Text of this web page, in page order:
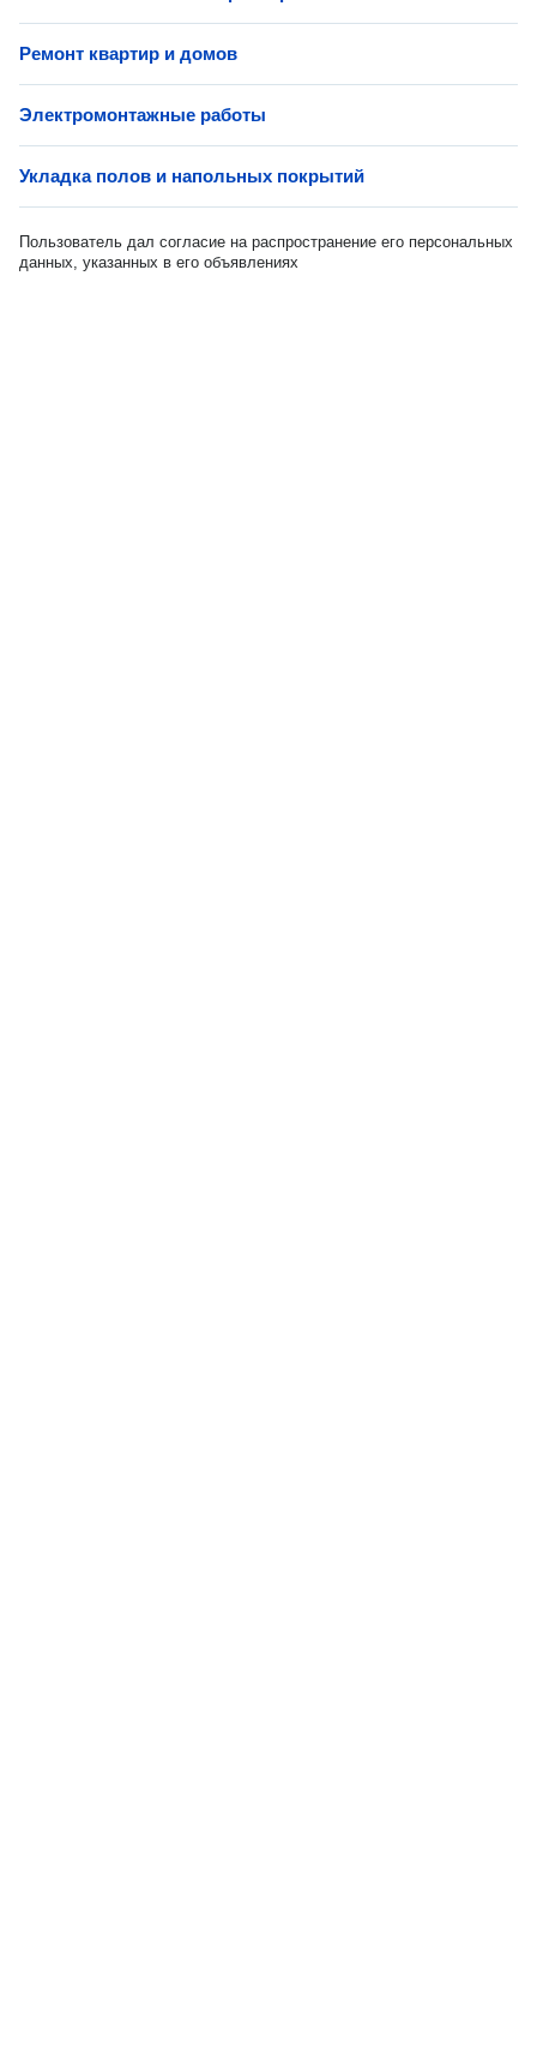
Ремонт квартир и домов
Электромонтажные работы
Укладка полов и напольных покрытий
Пользователь дал согласие на распространение его персональных
данных, указанных в его объявлениях